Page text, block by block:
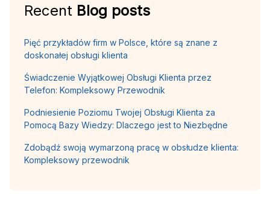
Recent Blog posts
Pięć przykładów firm w Polsce, które są znane z
doskonałej obsługi klienta
Świadczenie Wyjątkowej Obsługi Klienta przez
Telefon: Kompleksowy Przewodnik
Podniesienie Poziomu Twojej Obsługi Klienta za
Pomocą Bazy Wiedzy: Dlaczego jest to Niezbędne
Zdobądź swoją wymarzoną pracę w obsłudze klienta:
Kompleksowy przewodnik